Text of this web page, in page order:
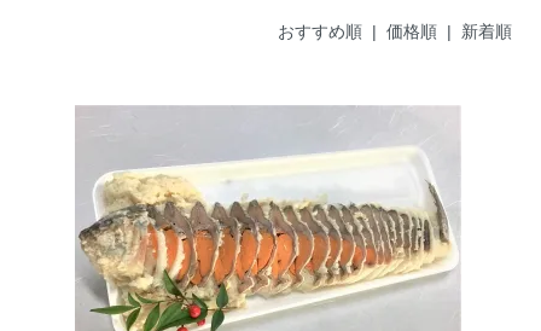
おすすめ順 | 価格順 | 新着順